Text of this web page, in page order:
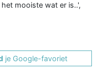
mooiste wat er is..',
je Google-favoriet